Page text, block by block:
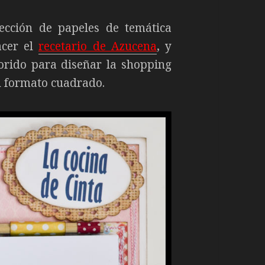
de papeles de temática
elrecetario de Azucena, y
para diseñar la shopping
cuadrado.